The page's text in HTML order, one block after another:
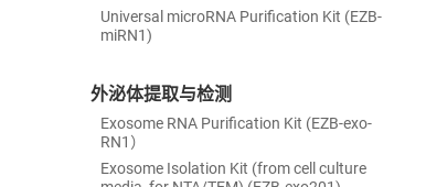
Universal microRNA Purification Kit (EZB-
miRN1)
外泌体提取与检测
Exosome RNA Purification Kit (EZB-exo-
RN1）
Exosome Isolation Kit (from cell culture